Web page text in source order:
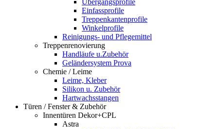
Übergangsprofile
Einfassprofile
Treppenkantenprofile
Winkelprofile
Reinigungs- und Pflegemittel
Treppenrenovierung
Handläufe u.Zubehör
Geländersystem Prova
Chemie / Leime
Leime, Kleber
Silikon u. Zubehör
Hartwachsstangen
Türen / Fenster & Zubehör
Innentüren Dekor+CPL
Astra